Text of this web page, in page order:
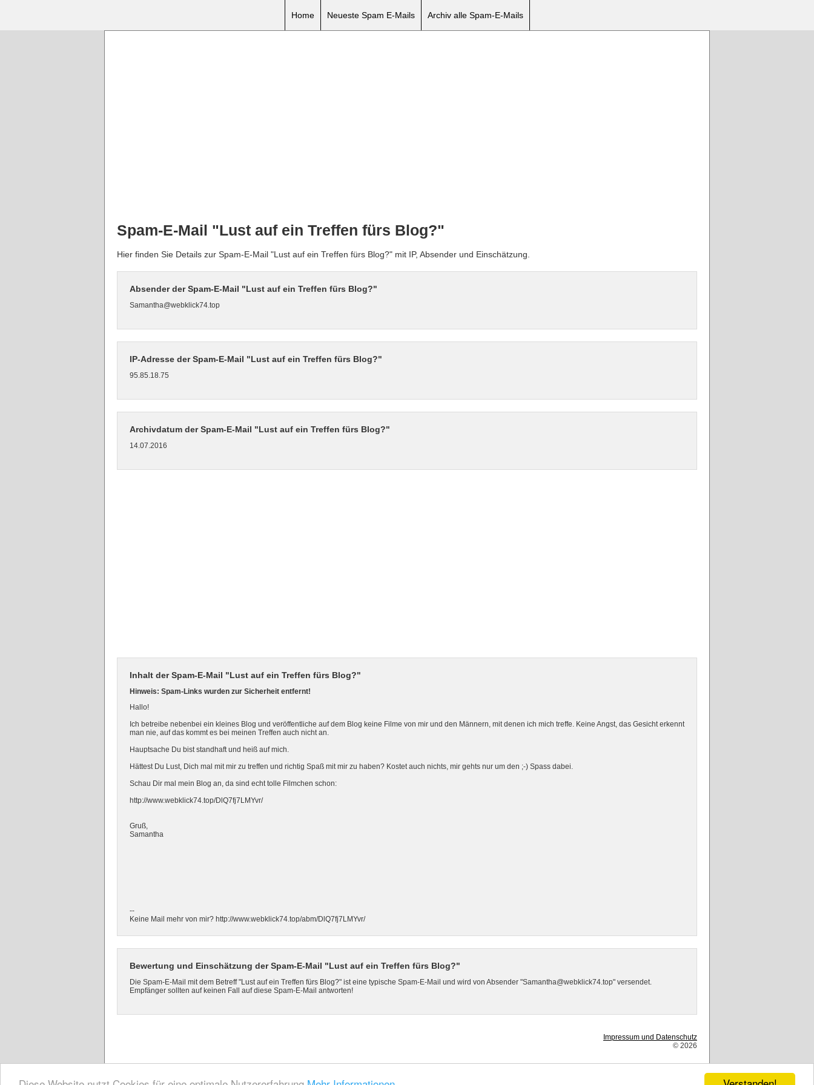
Home Neueste Spam E-Mails Archiv alle Spam-E-Mails
Spam-E-Mail "Lust auf ein Treffen fürs Blog?"
Hier finden Sie Details zur Spam-E-Mail "Lust auf ein Treffen fürs Blog?" mit IP, Absender und Einschätzung.
Absender der Spam-E-Mail "Lust auf ein Treffen fürs Blog?"
Samantha@webklick74.top
IP-Adresse der Spam-E-Mail "Lust auf ein Treffen fürs Blog?"
95.85.18.75
Archivdatum der Spam-E-Mail "Lust auf ein Treffen fürs Blog?"
14.07.2016
Inhalt der Spam-E-Mail "Lust auf ein Treffen fürs Blog?"
Hinweis: Spam-Links wurden zur Sicherheit entfernt!
Hallo!
Ich betreibe nebenbei ein kleines Blog und veröffentliche auf dem Blog keine Filme von mir und den Männern, mit denen ich mich treffe. Keine Angst, das Gesicht erkennt
man nie, auf das kommt es bei meinen Treffen auch nicht an.
Hauptsache Du bist standhaft und heiß auf mich.
Hättest Du Lust, Dich mal mit mir zu treffen und richtig Spaß mit mir zu haben? Kostet auch nichts, mir gehts nur um den ;-) Spass dabei.
Schau Dir mal mein Blog an, da sind echt tolle Filmchen schon:
http://www.webklick74.top/DlQ7fj7LMYvr/
Gruß,
Samantha
--
Keine Mail mehr von mir? http://www.webklick74.top/abm/DlQ7fj7LMYvr/
Bewertung und Einschätzung der Spam-E-Mail "Lust auf ein Treffen fürs Blog?"
Die Spam-E-Mail mit dem Betreff "Lust auf ein Treffen fürs Blog?" ist eine typische Spam-E-Mail und wird von Absender "Samantha@webklick74.top" versendet.
Empfänger sollten auf keinen Fall auf diese Spam-E-Mail antworten!
Impressum und Datenschutz
© 2026